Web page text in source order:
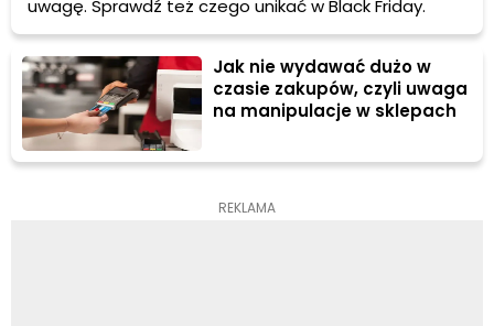
uwagę. Sprawdź też czego unikać w Black Friday.
Jak nie wydawać dużo w
czasie zakupów, czyli uwaga
na manipulacje w sklepach
REKLAMA